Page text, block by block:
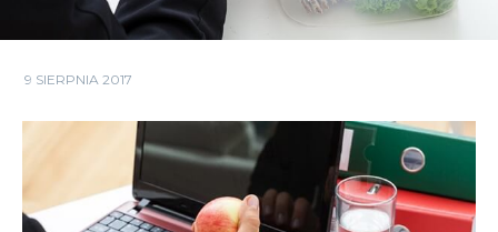
9 SIERPNIA 2017